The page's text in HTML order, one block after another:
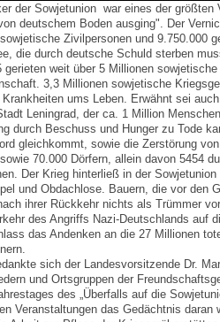
der Sowjetunion war eines der größten
deutschem Boden ausging". Der
Zivilpersonen und 9.750.000
die durch deutsche Schuld sterben
gerieten weit über 5 Millionen
3,3 Millionen sowjetische
ums Leben. Erwähnt sei
Leningrad, der ca. 1 Million
durch Beschuss und Hunger zu Tode
gleichkommt, sowie die Zerstörung
70.000 Dörfern, allein davon 5454
Der Krieg hinterließ in der Sowjetunion
und Obdachlose. Bauern, die vor den
ihrer Rückkehr nichts als Trümmer
des Angriffs Nazi-Deutschlands auf
das Andenken an die 27 Millionen
sich der Landesvorsitzende Dr.
und Ortsgruppen der
des „Überfalls auf die
Veranstaltungen das Gedächtnis daran